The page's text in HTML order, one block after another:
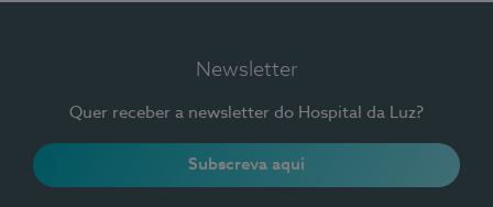
Newsletter
Quer receber a newsletter do Hospital da Luz?
Subscreva aqui